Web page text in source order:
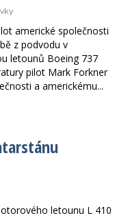
americké společnosti
z podvodu v
letounů Boeing 737
pilot Mark Forkner
a americkému...
letounu L 410